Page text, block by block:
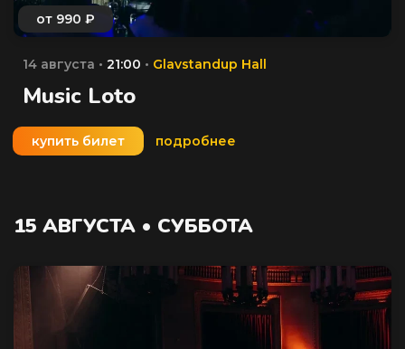
14 августа • 21:00 • Glavstandup Hall
Music Loto
купить билет подробнее
15 АВГУСТА • СУББОТА